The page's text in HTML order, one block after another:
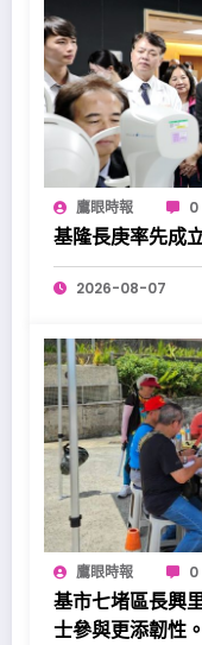
鷹眼時報 0
基隆長庚率先成
2026-08-07
鷹眼時報 0
基市七堵區長興
士參與更添韌性。